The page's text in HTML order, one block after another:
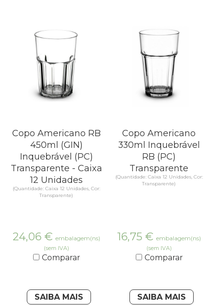
Copo Americano RB
450ml (GIN)
Inquebrável (PC)
Transparente - Caixa
12 Unidades
(Quantidade: Caixa 12 Unidades, Cor:
Transparente)
24,06 € embalagem(ns)
(sem IVA)
Comparar
SAIBA MAIS
Copo Americano
330ml Inquebrável
RB (PC)
Transparente
(Quantidade: Caixa 12 Unidades, Cor:
Transparente)
16,75 € embalagem(ns)
(sem IVA)
Comparar
SAIBA MAIS